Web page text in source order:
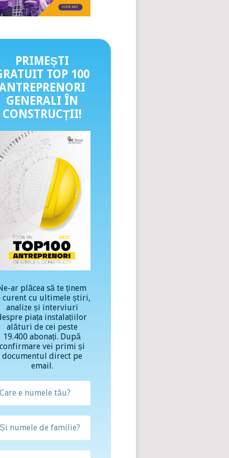
PRIMEȘTI
TOP 100
GENERALI ÎN
CONSTRUCȚII!
ar plăcea să te ținem
curent cu ultimele știri,
analize și interviuri
piața instalațiilor
alături de cei peste
19.400 abonați. După
vei primi și
documentul direct pe
email.